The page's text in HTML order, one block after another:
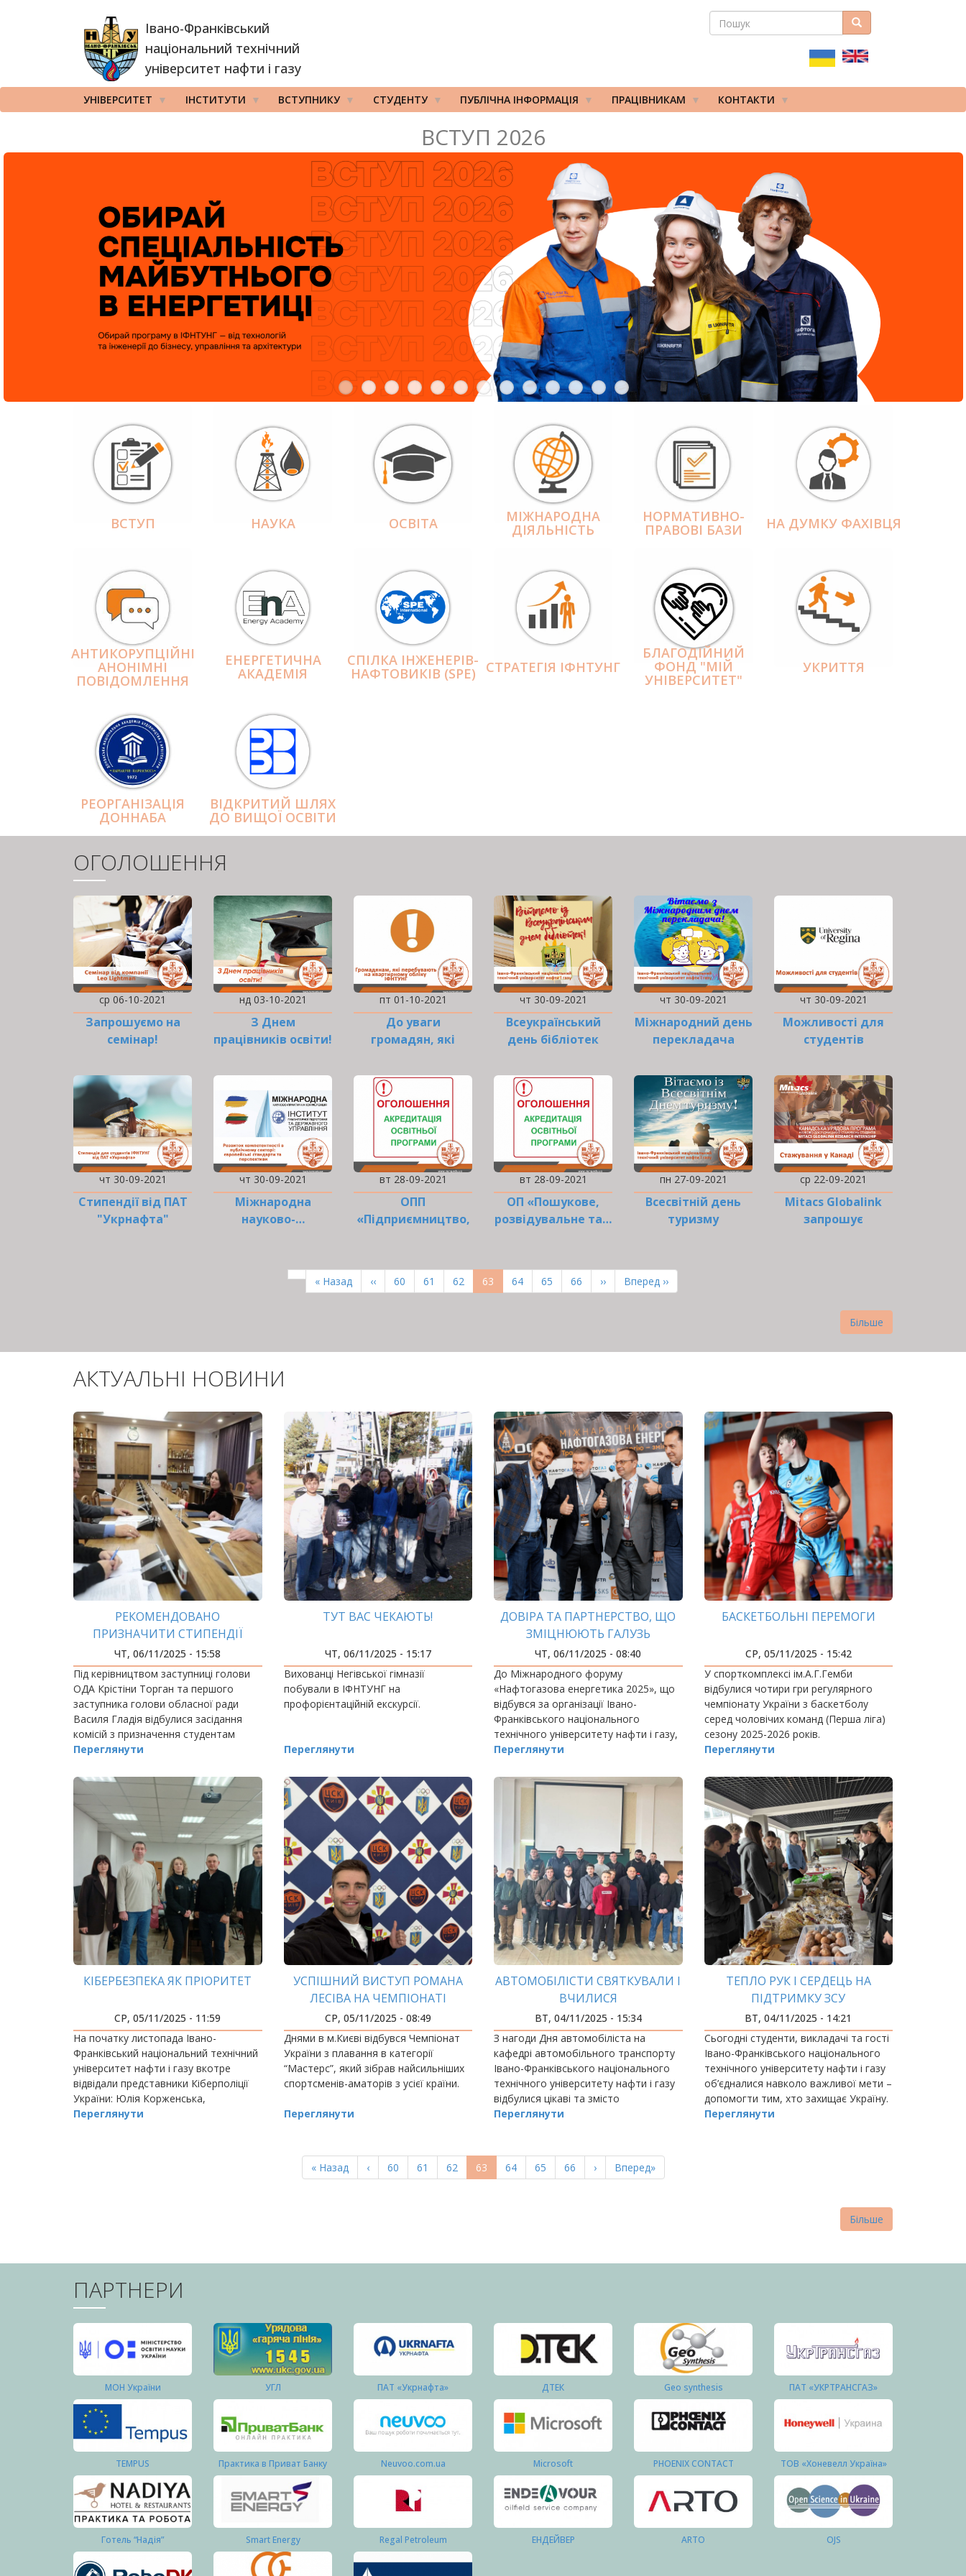
Івано-Франківський
національний технічний
університет нафти і газу
ПОШУКОВА
ПОШУК Пошук
УНІВЕРСИТЕТ ІНСТИТУТИ ВСТУПНИКУ СТУДЕНТУ ПУБЛІЧНА ІНФОРМАЦІЯ ПРАЦІВНИКАМ КОНТАКТИ
ВСТУП 2026
ВСТУП НАУКА ОСВІТА МІЖНАРОДНА
ДІЯЛЬНІCТЬ
НОРМАТИВНО-
ПРАВОВІ БАЗИ НА ДУМКУ ФАХІВЦЯ
АНТИКОРУПЦІЙНІ
АНОНІМНІ
ПОВІДОМЛЕННЯ
ЕНЕРГЕТИЧНА
АКАДЕМІЯ
СПІЛКА ІНЖЕНЕРІВ-
НАФТОВИКІВ (SPE) СТРАТЕГІЯ ІФНТУНГ
БЛАГОДІЙНИЙ
ФОНД "МІЙ
УНІВЕРСИТЕТ"
УКРИТТЯ
РЕОРГАНІЗАЦІЯ
ДОННАБА
ВІДКРИТИЙ ШЛЯХ
ДО ВИЩОЇ ОСВІТИ
ОГОЛОШЕННЯ
ср 06-10-2021
Запрошуємо на
семінар!
нд 03-10-2021
З Днем
працівників освіти!
пт 01-10-2021
До уваги
громадян, які
квартирному…
чт 30-09-2021
Всеукраїнський
день бібліотек
чт 30-09-2021
Міжнародний день
перекладача
чт 30-09-2021
Можливості для
студентів
чт 30-09-2021
Стипендії від ПАТ
"Укрнафта"
чт 30-09-2021
Міжнародна
науково-…
вт 28-09-2021
ОПП
«Підприємництво,
вт 28-09-2021
ОП «Пошукове,
розвідувальне та…
пн 27-09-2021
Всесвітній день
туризму
ср 22-09-2021
Mitacs Globalink
запрошує
Перша
сторінка
« Назад
Попередня
сторінка
‹‹ Page
60 Page
61 Page
62
Поточна
сторінка
63 Page
64 Page
65 Page
66
Наступна
сторінка
››
Остання
сторінка
Вперед ››
Більше
АКТУАЛЬНІ НОВИНИ
РЕКОМЕНДОВАНО
ПРИЗНАЧИТИ СТИПЕНДІЇ
ЧТ, 06/11/2025 - 15:58
Під керівництвом заступниці голови
ОДА Крістіни Торган та першого
заступника голови обласної ради
Василя Гладія відбулися засідання
комісій з призначення студентам
стипендій голови
обласної ради.
Переглянути
ТУТ ВАС ЧЕКАЮТЬ!
ЧТ, 06/11/2025 - 15:17
Вихованці Негівської гімназії
побували в ІФНТУНГ на
профорієнтаційній екскурсії.
Переглянути
ДОВІРА ТА ПАРТНЕРСТВО, ЩО
ЗМІЦНЮЮТЬ ГАЛУЗЬ
ЧТ, 06/11/2025 - 08:40
До Міжнародного форуму
«Нафтогазова енергетика 2025», що
відбувся за організації Івано-
Франківського національного
технічного університету нафти і газу,
долучилися всі наші стратегічні
освітні та наукові…
Переглянути
БАСКЕТБОЛЬНІ ПЕРЕМОГИ
СР, 05/11/2025 - 15:42
У спорткомплексі ім.А.Г.Гемби
відбулися чотири гри регулярного
чемпіонату України з баскетболу
серед чоловічих команд (Перша ліга)
сезону 2025-2026 років.
Переглянути
КІБЕРБЕЗПЕКА ЯК ПРІОРИТЕТ
СР, 05/11/2025 - 11:59
На початку листопада Івано-
Франківський національний технічний
університет нафти і газу вкотре
відвідали представники Кіберполіції
України: Юлія Корженська,
підполковник поліції,
Переглянути
УСПІШНИЙ ВИСТУП РОМАНА
ЛЕСІВА НА ЧЕМПІОНАТІ
УКРАЇНИ З ПЛАВАННЯ
СР, 05/11/2025 - 08:49
Днями в м.Києві відбувся Чемпіонат
України з плавання в категорії
“Мастерс”, який зібрав найсильніших
спортсменів-аматорів з усієї країни.
Переглянути
АВТОМОБІЛІСТИ СВЯТКУВАЛИ І
ВЧИЛИСЯ
ВТ, 04/11/2025 - 15:34
З нагоди Дня автомобіліста на
кафедрі автомобільного транспорту
Івано-Франківського національного
технічного університету нафти і газу
відбулися цікаві та змісто
Переглянути
ТЕПЛО РУК І СЕРДЕЦЬ НА
ПІДТРИМКУ ЗСУ
ВТ, 04/11/2025 - 14:21
Сьогодні студенти, викладачі та гості
Івано-Франківського національного
технічного університету нафти і газу
об’єдналися навколо важливої мети –
допомогти тим, хто захищає Україну.
Переглянути
Перша
сторінка
« Назад
Попередня
сторінка
‹ Page
60 Page
61 Page
62
Поточна
сторінка
63 Page
64 Page
65 Page
66
Наступна
сторінка
›
Остання
сторінка
Вперед»
Більше
ПАРТНЕРИ
МОН України УГЛ ПАТ «Укрнафта» ДТЕК Geo synthesis ПАТ «УКРТРАНСГАЗ»
TEMPUS Практика в Приват Банку Neuvoo.com.ua Microsoft PHOENIX CONTACT ТОВ «Хоневелл Україна»
Готель “Надія” Smart Energy Regal Petroleum ЕНДЕЙВЕР ARTO OJS